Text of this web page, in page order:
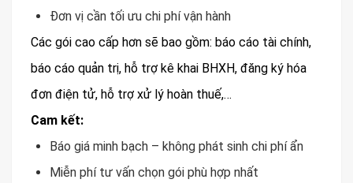
Đơn vị cần tối ưu chi phí vận hành
Các gói cao cấp hơn sẽ bao gồm: báo cáo tài chính,
báo cáo quản trị, hỗ trợ kê khai BHXH, đăng ký hóa
đơn điện tử, hỗ trợ xử lý hoàn thuế,…
Cam kết:
Báo giá minh bạch – không phát sinh chi phí ẩn
Miễn phí tư vấn chọn gói phù hợp nhất